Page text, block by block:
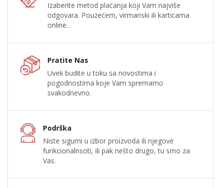
Izaberite metod plaćanja koji Vam najviše
odgovara. Pouzećem, virmanski ili karticama
online.
Pratite Nas
Uvek budite u toku sa novostima i
pogodnostima koje Vam spremamo
svakodnevno.
Podrška
Niste sigurni u izbor proizvoda ili njegove
funkcionalnsoti, ili pak nešto drugo, tu smo za
Vas.